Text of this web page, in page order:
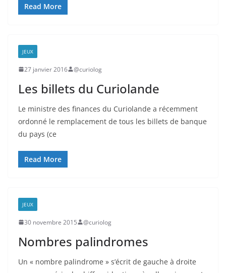
Read More
JEUX
27 janvier 2016 @curiolog
Les billets du Curiolande
Le ministre des finances du Curiolande a récemment
ordonné le remplacement de tous les billets de banque
du pays (ce
Read More
JEUX
30 novembre 2015 @curiolog
Nombres palindromes
Un « nombre palindrome » s’écrit de gauche à droite